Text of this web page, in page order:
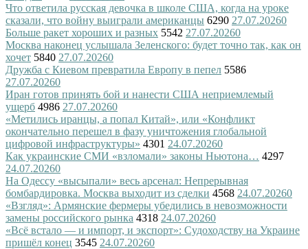
Что ответила русская девочка в школе США, когда на уроке
сказали, что войну выиграли американцы 6290 27.07.20260
Больше ракет хороших и разных 5542 27.07.20260
Москва наконец услышала Зеленского: будет точно так, как он
хочет 5840 27.07.20260
Дружба с Киевом превратила Европу в пепел 5586
27.07.20260
Иран готов принять бой и нанести США неприемлемый
ущерб 4986 27.07.20260
«Метились иранцы, а попал Китай», или «Конфликт
окончательно перешел в фазу уничтожения глобальной
цифровой инфраструктуры» 4301 24.07.20260
Как украинские СМИ «взломали» законы Ньютона… 4297
24.07.20260
На Одессу «высыпали» весь арсенал: Непрерывная
бомбардировка. Москва выходит из сделки 4568 24.07.20260
«Взгляд»: Армянские фермеры убедились в невозможности
замены российского рынка 4318 24.07.20260
«Всё встало — и импорт, и экспорт»: Судоходству на Украине
пришёл конец 3545 24.07.20260